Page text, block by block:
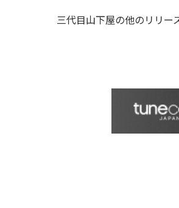
三代目山下屋の他のリリー